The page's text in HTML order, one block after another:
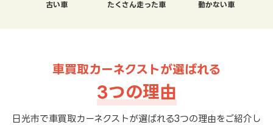
古い車 たくさん走った車 動かない車
車買取カーネクストが選ばれる
3つの理由
日光市で車買取カーネクストが選ばれる3つの理由をご紹介し